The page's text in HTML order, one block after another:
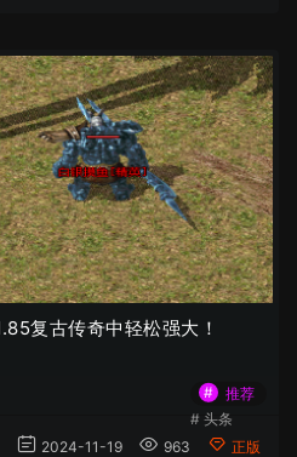
复古传奇中轻松强大！
#
推荐
# 头条
2024-11-19 963 正版